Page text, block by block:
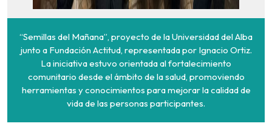
“Semillas del Mañana”, proyecto de la Universidad del Alba
junto a Fundación Actitud, representada por Ignacio Ortiz.
La iniciativa estuvo orientada al fortalecimiento
comunitario desde el ámbito de la salud, promoviendo
herramientas y conocimientos para mejorar la calidad de
vida de las personas participantes.